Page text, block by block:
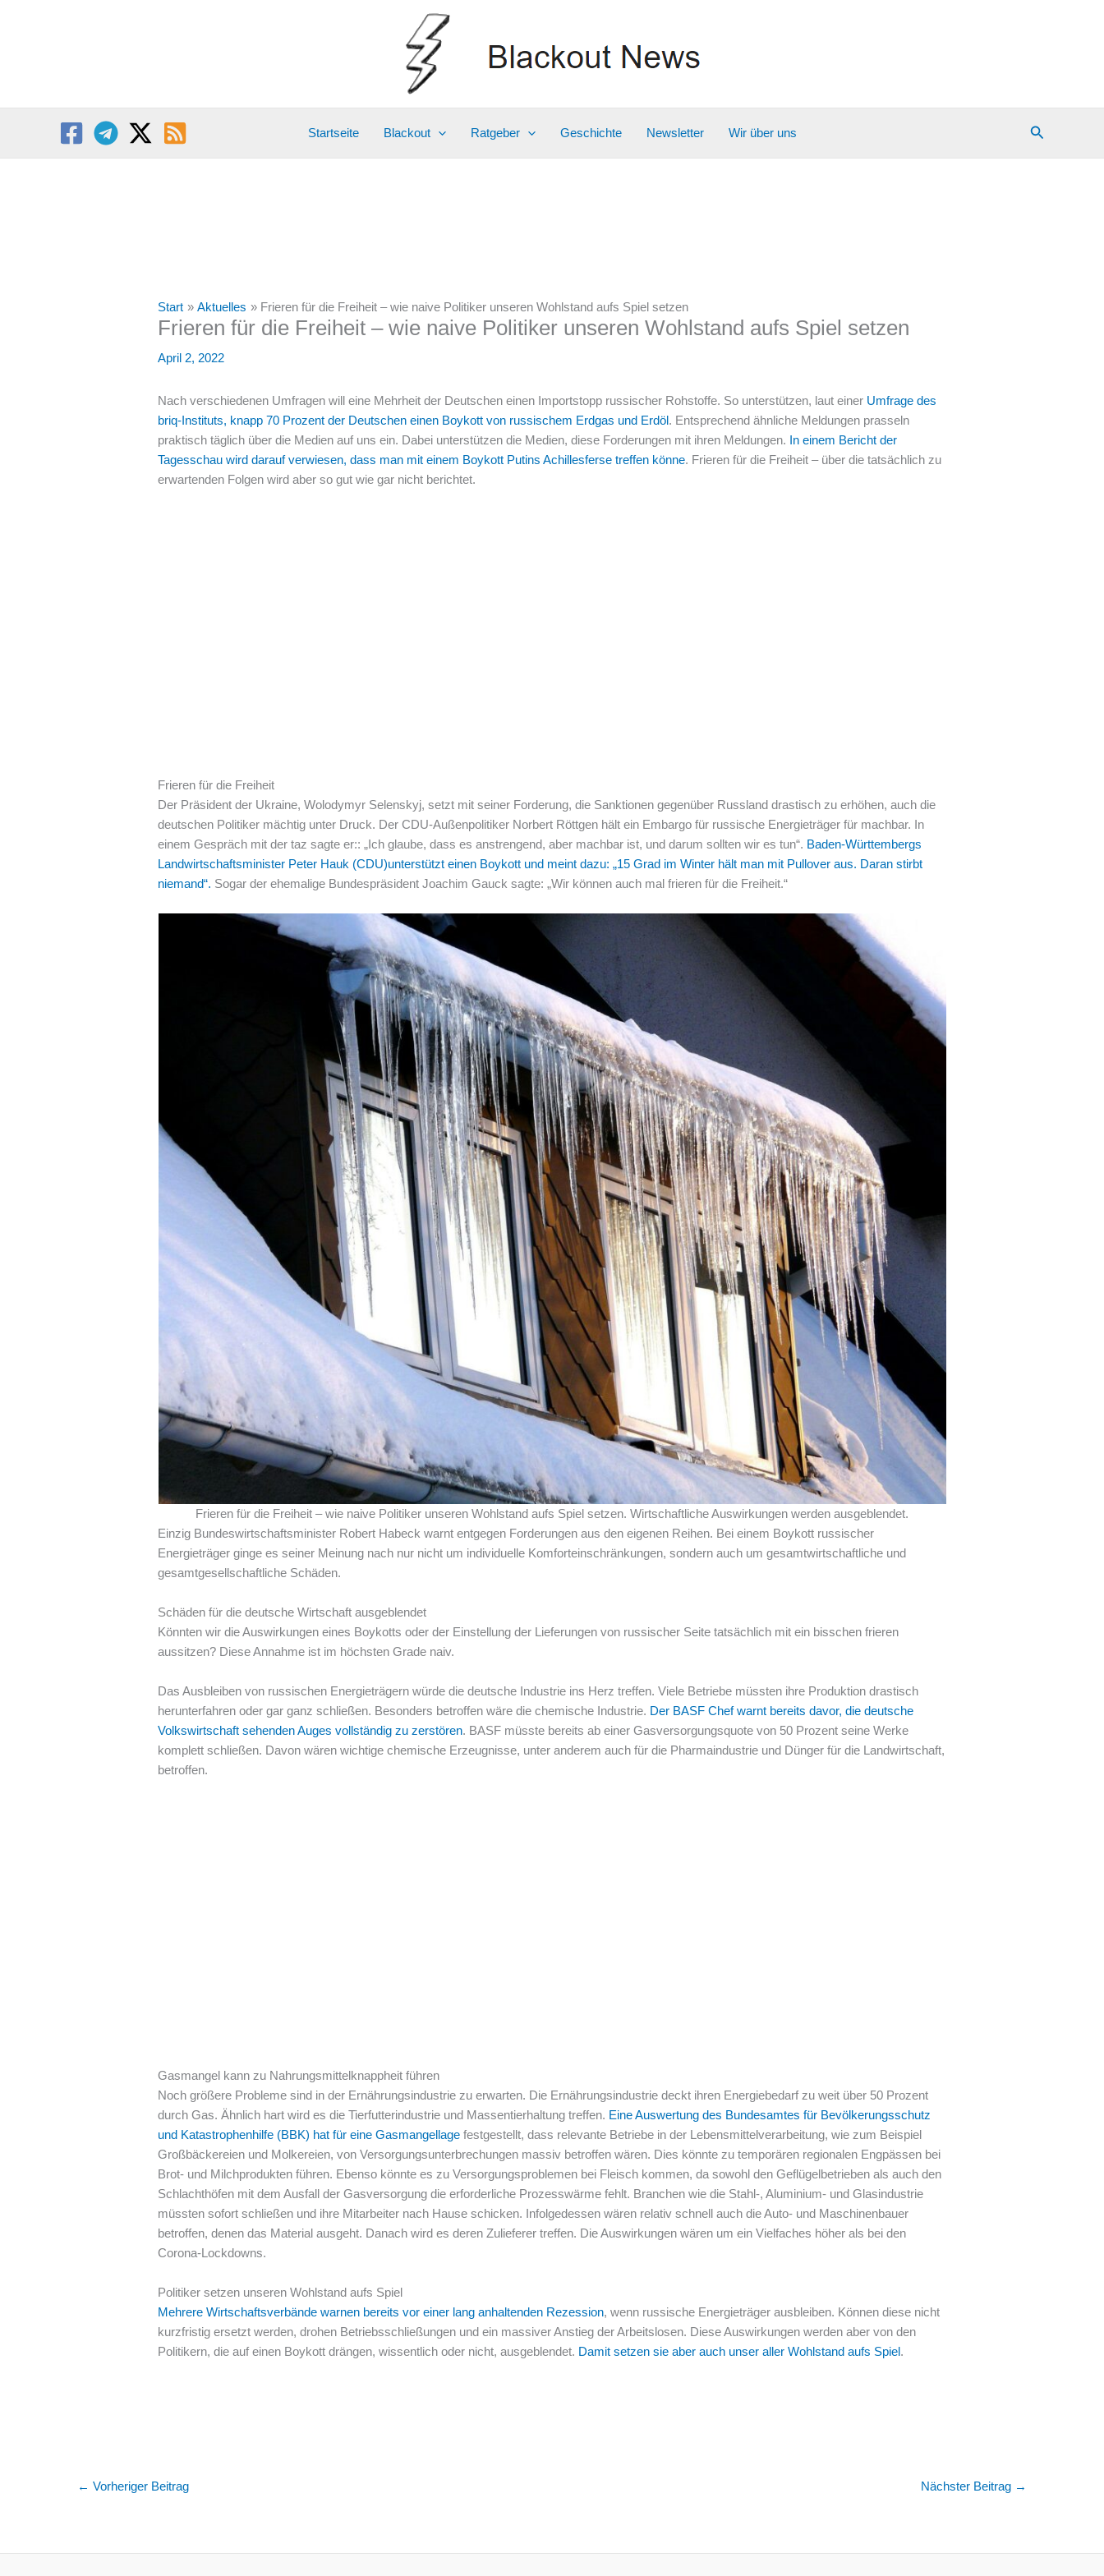
Startseite Blackout Ratgeber Geschichte Newsletter Wir über uns Suchen
Start Aktuelles Frieren für die Freiheit – wie naive Politiker unseren Wohlstand aufs Spiel setzen
Frieren für die Freiheit – wie naive Politiker unseren Wohlstand aufs Spiel setzen
April 2, 2022
Nach verschiedenen Umfragen will eine Mehrheit der Deutschen einen Importstopp russischer Rohstoffe. So unterstützen, laut einer Umfrage des
briq-Instituts, knapp 70 Prozent der Deutschen einen Boykott von russischem Erdgas und Erdöl. Entsprechend ähnliche Meldungen prasseln
praktisch täglich über die Medien auf uns ein. Dabei unterstützen die Medien, diese Forderungen mit ihren Meldungen. In einem Bericht der
Tagesschau wird darauf verwiesen, dass man mit einem Boykott Putins Achillesferse treffen könne. Frieren für die Freiheit – über die tatsächlich zu
erwartenden Folgen wird aber so gut wie gar nicht berichtet.
Frieren für die Freiheit
Der Präsident der Ukraine, Wolodymyr Selenskyj, setzt mit seiner Forderung, die Sanktionen gegenüber Russland drastisch zu erhöhen, auch die
deutschen Politiker mächtig unter Druck. Der CDU-Außenpolitiker Norbert Röttgen hält ein Embargo für russische Energieträger für machbar. In
einem Gespräch mit der taz sagte er:: „Ich glaube, dass es anstrengend, aber machbar ist, und darum sollten wir es tun“. Baden-Württembergs
Landwirtschaftsminister Peter Hauk (CDU)unterstützt einen Boykott und meint dazu: „15 Grad im Winter hält man mit Pullover aus. Daran stirbt
niemand“. Sogar der ehemalige Bundespräsident Joachim Gauck sagte: „Wir können auch mal frieren für die Freiheit.“
Frieren für die Freiheit – wie naive Politiker unseren Wohlstand aufs Spiel setzen. Wirtschaftliche Auswirkungen werden ausgeblendet.
Einzig Bundeswirtschaftsminister Robert Habeck warnt entgegen Forderungen aus den eigenen Reihen. Bei einem Boykott russischer
Energieträger ginge es seiner Meinung nach nur nicht um individuelle Komforteinschränkungen, sondern auch um gesamtwirtschaftliche und
gesamtgesellschaftliche Schäden.
Schäden für die deutsche Wirtschaft ausgeblendet
Könnten wir die Auswirkungen eines Boykotts oder der Einstellung der Lieferungen von russischer Seite tatsächlich mit ein bisschen frieren
aussitzen? Diese Annahme ist im höchsten Grade naiv.
Das Ausbleiben von russischen Energieträgern würde die deutsche Industrie ins Herz treffen. Viele Betriebe müssten ihre Produktion drastisch
herunterfahren oder gar ganz schließen. Besonders betroffen wäre die chemische Industrie. Der BASF Chef warnt bereits davor, die deutsche
Volkswirtschaft sehenden Auges vollständig zu zerstören. BASF müsste bereits ab einer Gasversorgungsquote von 50 Prozent seine Werke
komplett schließen. Davon wären wichtige chemische Erzeugnisse, unter anderem auch für die Pharmaindustrie und Dünger für die Landwirtschaft,
betroffen.
Gasmangel kann zu Nahrungsmittelknappheit führen
Noch größere Probleme sind in der Ernährungsindustrie zu erwarten. Die Ernährungsindustrie deckt ihren Energiebedarf zu weit über 50 Prozent
durch Gas. Ähnlich hart wird es die Tierfutterindustrie und Massentierhaltung treffen. Eine Auswertung des Bundesamtes für Bevölkerungsschutz
und Katastrophenhilfe (BBK) hat für eine Gasmangellagefestgestellt, dass relevante Betriebe in der Lebensmittelverarbeitung, wie zum Beispiel
Großbäckereien und Molkereien, von Versorgungsunterbrechungen massiv betroffen wären. Dies könnte zu temporären regionalen Engpässen bei
Brot- und Milchprodukten führen. Ebenso könnte es zu Versorgungsproblemen bei Fleisch kommen, da sowohl den Geflügelbetrieben als auch den
Schlachthöfen mit dem Ausfall der Gasversorgung die erforderliche Prozesswärme fehlt. Branchen wie die Stahl-, Aluminium- und Glasindustrie
müssten sofort schließen und ihre Mitarbeiter nach Hause schicken. Infolgedessen wären relativ schnell auch die Auto- und Maschinenbauer
betroffen, denen das Material ausgeht. Danach wird es deren Zulieferer treffen. Die Auswirkungen wären um ein Vielfaches höher als bei den
Corona-Lockdowns.
Politiker setzen unseren Wohlstand aufs Spiel
Mehrere Wirtschaftsverbände warnen bereits vor einer lang anhaltenden Rezession, wenn russische Energieträger ausbleiben. Können diese nicht
kurzfristig ersetzt werden, drohen Betriebsschließungen und ein massiver Anstieg der Arbeitslosen. Diese Auswirkungen werden aber von den
Politikern, die auf einen Boykott drängen, wissentlich oder nicht, ausgeblendet. Damit setzen sie aber auch unser aller Wohlstand aufs Spiel.
← Vorheriger Beitrag Nächster Beitrag →